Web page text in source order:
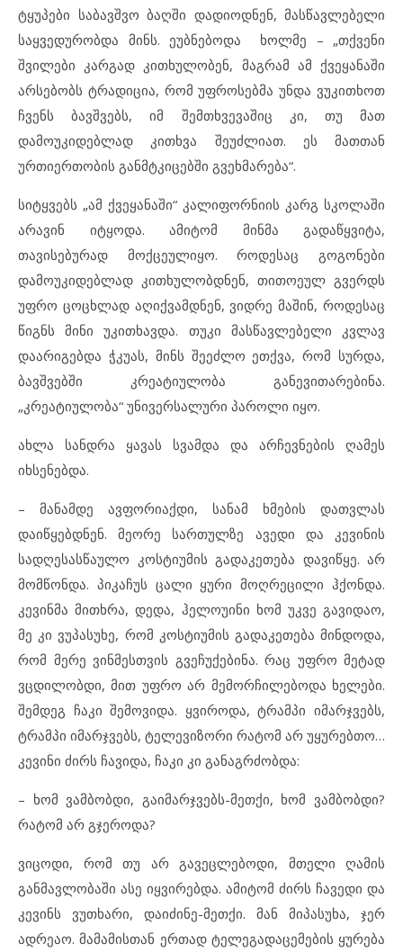
ტყუპები საბავშვო ბაღში დადიოდნენ, მასწავლებელი
საყვედურობდა მინს. ეუბნებოდა ხოლმე – „თქვენი
შვილები კარგად კითხულობენ, მაგრამ ამ ქვეყანაში
არსებობს ტრადიცია, რომ უფროსებმა უნდა ვუკითხოთ
ჩვენს ბავშვებს, იმ შემთხვევაშიც კი, თუ მათ
დამოუკიდებლად კითხვა შეუძლიათ. ეს მათთან
ურთიერთობის განმტკიცებში გვეხმარება“.
სიტყვებს „ამ ქვეყანაში“ კალიფორნიის კარგ სკოლაში
არავინ იტყოდა. ამიტომ მინმა გადაწყვიტა,
თავისებურად მოქცეულიყო. როდესაც გოგონები
დამოუკიდებლად კითხულობდნენ, თითოეულ გვერდს
უფრო ცოცხლად აღიქვამდნენ, ვიდრე მაშინ, როდესაც
წიგნს მინი უკითხავდა. თუკი მასწავლებელი კვლავ
დაარიგებდა ჭკუას, მინს შეეძლო ეთქვა, რომ სურდა,
ბავშვებში კრეატიულობა განევითარებინა.
„კრეატიულობა“ უნივერსალური პაროლი იყო.
ახლა სანდრა ყავას სვამდა და არჩევნების ღამეს
იხსენებდა.
– მანამდე ავფორიაქდი, სანამ ხმების დათვლას
დაიწყებდნენ. მეორე სართულზე ავედი და კევინის
სადღესასწაულო კოსტიუმის გადაკეთება დავიწყე. არ
მომწონდა. პიკაჩუს ცალი ყური მოღრეცილი ჰქონდა.
კევინმა მითხრა, დედა, ჰელოუინი ხომ უკვე გავიდაო,
მე კი ვუპასუხე, რომ კოსტიუმის გადაკეთება მინდოდა,
რომ მერე ვინმესთვის გვეჩუქებინა. რაც უფრო მეტად
ვცდილობდი, მით უფრო არ მემორჩილებოდა ხელები.
შემდეგ ჩაკი შემოვიდა. ყვიროდა, ტრამპი იმარჯვებს,
ტრამპი იმარჯვებს, ტელევიზორი რატომ არ უყურებთო…
კევინი ძირს ჩავიდა, ჩაკი კი განაგრძობდა:
– ხომ ვამბობდი, გაიმარჯვებს-მეთქი, ხომ ვამბობდი?
რატომ არ გჯეროდა?
ვიცოდი, რომ თუ არ გავეცლებოდი, მთელი ღამის
განმავლობაში ასე იყვირებდა. ამიტომ ძირს ჩავედი და
კევინს ვუთხარი, დაიძინე-მეთქი. მან მიპასუხა, ჯერ
ადრეაო. მამამისთან ერთად ტელეგადაცემების ყურება